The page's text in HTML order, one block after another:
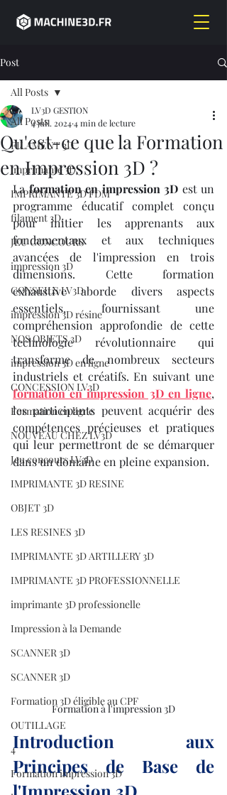
Post
All Posts
FILAMENT 3D
imprimante 3D,
IMPRIMANTE 3D FDM
filament 3D,
JEU CONCOURS
impression 3D
CONSEILS LV3D
impression 3D résine
NOS OBJETS 3D
impression 3D en ligne
CONCESSION LV3D
Formation en ligne
NOUVEAU CHEZ LV3D
Jeu concours LV3D
IMPRIMANTE 3D RESINE
OBJET 3D
LES RESINES 3D
IMPRIMANTE 3D ARTILLERY 3D
IMPRIMANTE 3D PROFESSIONNELLE
imprimante 3D professionelle
Impression à la Demande
SCANNER 3D
SCANNER 3D
Formation 3D éligible au CPF
OUTILLAGE
4
Formation impression 3D
All Posts
Qu'est-ce que la Formation
en Impression 3D ?
LV3D GESTION
4 juil. 20244 min de lecture
La formation en impression 3D est un
programme éducatif complet conçu
pour initier les apprenants aux
fondamentaux et aux techniques
avancées de l'impression en trois
dimensions. Cette formation
exhaustive aborde divers aspects
essentiels, fournissant une
compréhension approfondie de cette
technologie révolutionnaire qui
transforme de nombreux secteurs
formation en impression 3D en ligne,
les participants peuvent acquérir des
compétences précieuses et pratiques
qui leur permettront de se démarquer
dans un domaine en pleine expansion.
Formation à l'impression 3D
Introduction aux
Principes de Base de